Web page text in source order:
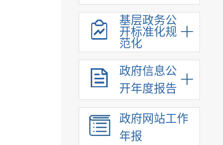
基层政务公
开标准化规
范化
政府信息公
开年度报告
政府网站工作
年报